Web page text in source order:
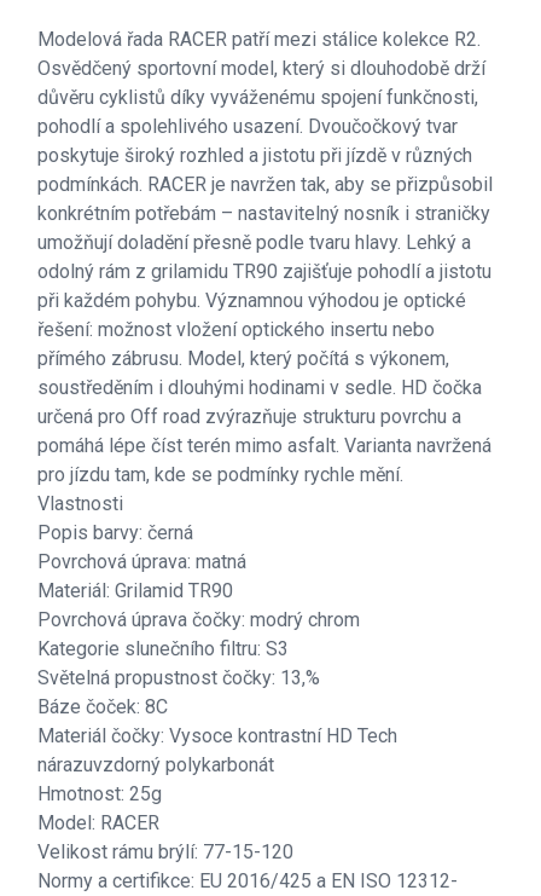
Modelová řada RACER patří mezi stálice kolekce R2.
Osvědčený sportovní model, který si dlouhodobě drží
důvěru cyklistů díky vyváženému spojení funkčnosti,
pohodlí a spolehlivého usazení. Dvoučočkový tvar
poskytuje široký rozhled a jistotu při jízdě v různých
podmínkách. RACER je navržen tak, aby se přizpůsobil
konkrétním potřebám – nastavitelný nosník i straničky
umožňují doladění přesně podle tvaru hlavy. Lehký a
odolný rám z grilamidu TR90 zajišťuje pohodlí a jistotu
při každém pohybu. Významnou výhodou je optické
řešení: možnost vložení optického insertu nebo
přímého zábrusu. Model, který počítá s výkonem,
soustředěním i dlouhými hodinami v sedle. HD čočka
určená pro Off road zvýrazňuje strukturu povrchu a
pomáhá lépe číst terén mimo asfalt. Varianta navržená
pro jízdu tam, kde se podmínky rychle mění.
Vlastnosti
Popis barvy: černá
Povrchová úprava: matná
Materiál: Grilamid TR90
Povrchová úprava čočky: modrý chrom
Kategorie slunečního filtru: S3
Světelná propustnost čočky: 13,%
Báze čoček: 8C
Materiál čočky: Vysoce kontrastní HD Tech
nárazuvzdorný polykarbonát
Hmotnost: 25g
Model: RACER
Velikost rámu brýlí: 77-15-120
Normy a certifikce: EU 2016/425 a EN ISO 12312-